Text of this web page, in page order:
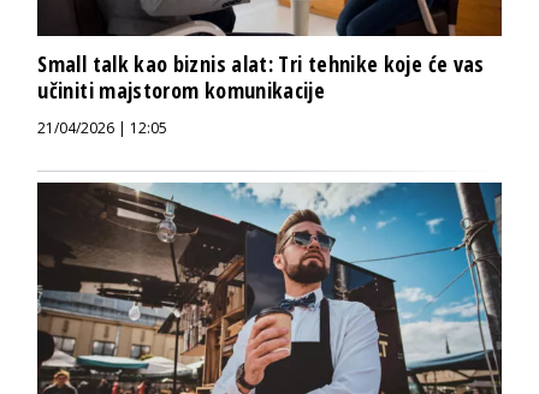
Small talk kao biznis alat: Tri tehnike koje će vas
učiniti majstorom komunikacije
21/04/2026 | 12:05